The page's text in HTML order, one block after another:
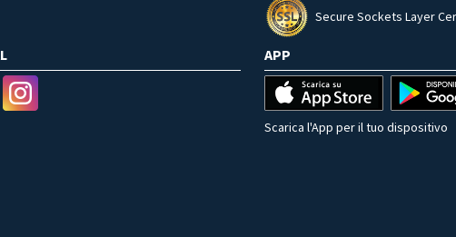
Secure Sockets Layer
APP
Scarica l'App per il tuo dispositivo